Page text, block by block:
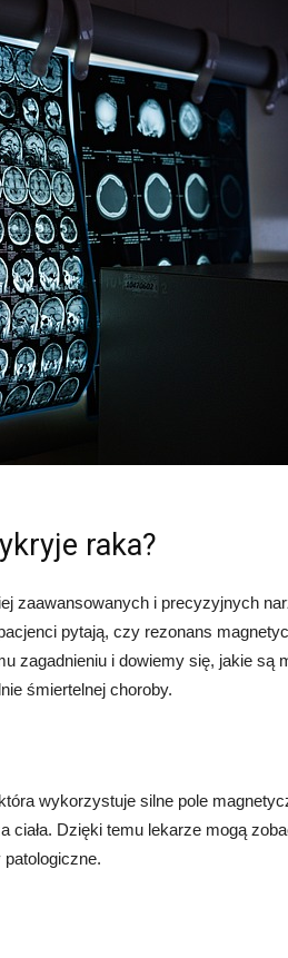
raka?
zaawansowanych i precyzyjnych
pytają, czy rezonans
zagadnieniu i dowiemy się, jakie są
śmiertelnej choroby.
wykorzystuje silne pole
ciała. Dzięki temu lekarze mogą